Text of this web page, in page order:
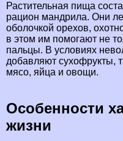
Растительная пища
рацион мaндрила. Они
оболочкой орехов,
в этом им помогают не
пальцы. В условиях
добавляют сухофрукты,
мясо, яйца и овощи.
Особенности
жизни